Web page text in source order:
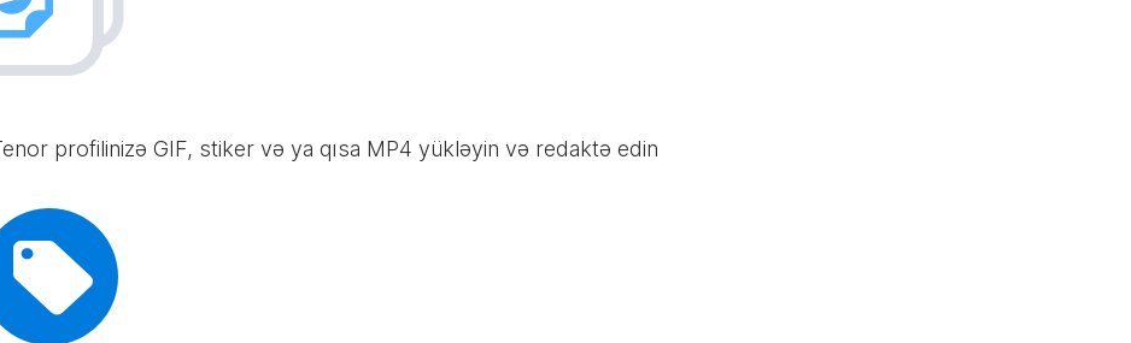
profilinizə GIF, stiker və ya qısa MP4 yükləyin və redaktə edin